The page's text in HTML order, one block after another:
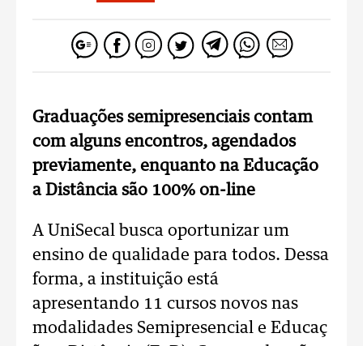
Graduações semipresenciais contam
com alguns encontros, agendados
previamente, enquanto na Educação
a Distância são 100% on-line
A UniSecal busca oportunizar um
ensino de qualidade para todos. Dessa
forma, a instituição está
apresentando 11 cursos novos nas
modalidades Semipresencial e Educaç